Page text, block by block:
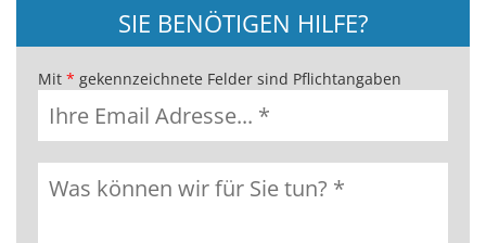
SIE BENÖTIGEN HILFE?
Mit * gekennzeichnete Felder sind Pflichtangaben